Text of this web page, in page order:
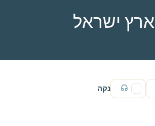
ארץ ישראל
נקה